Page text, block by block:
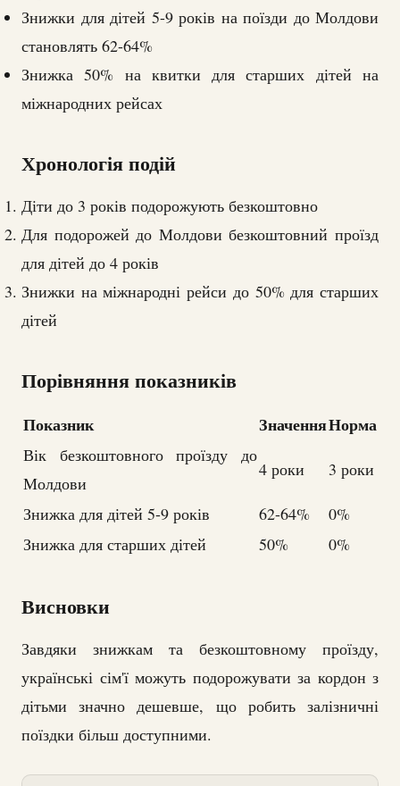
Знижки для дітей 5-9 років на поїзди до Молдови
становлять 62-64%
Знижка 50% на квитки для старших дітей на
міжнародних рейсах
Хронологія подій
Діти до 3 років подорожують безкоштовно
Для подорожей до Молдови безкоштовний проїзд
для дітей до 4 років
Знижки на міжнародні рейси до 50% для старших
дітей
Порівняння показників
Показник ЗначенняНорма
Вік безкоштовного проїзду до
Молдови
4 роки 3 роки
Знижка для дітей 5-9 років 62-64%
0%
Знижка для старших дітей
50% 0%
Висновки
Завдяки знижкам та безкоштовному проїзду,
українські сім'ї можуть подорожувати за кордон з
дітьми значно дешевше, що робить залізничні
поїздки більш доступними.